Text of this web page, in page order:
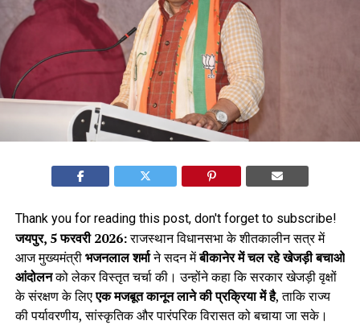
Thank you for reading this post, don't forget to subscribe!
जयपुर, 5 फरवरी 2026:राजस्थान विधानसभा के शीतकालीन सत्र में
आज मुख्यमंत्रीभजनलाल शर्माने सदन मेंबीकानेर में चल रहे खेजड़ी बचाओ
आंदोलनको लेकर विस्तृत चर्चा की। उन्होंने कहा कि सरकार खेजड़ी वृक्षों
के संरक्षण के लिएएक मजबूत कानून लाने की प्रक्रिया में है, ताकि राज्य
की पर्यावरणीय, सांस्कृतिक और पारंपरिक विरासत को बचाया जा सके।